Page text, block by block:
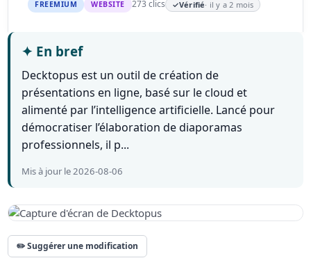
FREEMIUM WEBSITE 273 clics ✓Vérifié· il y a 2 mois
✦ En bref
Decktopus est un outil de création de
présentations en ligne, basé sur le cloud et
alimenté par l’intelligence artificielle. Lancé pour
démocratiser l’élaboration de diaporamas
professionnels, il p...
Mis à jour le 2026-08-06
✏️ Suggérer une modification